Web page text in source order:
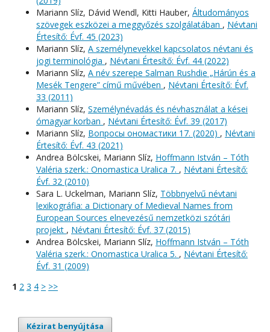
Mariann Slíz, Dávid Wendl, Kitti Hauber, Áltudományos
szövegek eszközei a meggyőzés szolgálatában , Névtani
Értesítő: Évf. 45 (2023)
Mariann Slíz, A személynevekkel kapcsolatos névtani és
jogi terminológia , Névtani Értesítő: Évf. 44 (2022)
Mariann Slíz, A név szerepe Salman Rushdie „Hárún és a
Mesék Tengere” című művében , Névtani Értesítő: Évf.
33 (2011)
Mariann Slíz, Személynévadás és névhasználat a kései
ómagyar korban , Névtani Értesítő: Évf. 39 (2017)
Mariann Slíz, Вопросы oномастики 17. (2020) , Névtani
Értesítő: Évf. 43 (2021)
Andrea Bölcskei, Mariann Slíz, Hoffmann István – Tóth
Valéria szerk.: Onomastica Uralica 7. , Névtani Értesítő:
Évf. 32 (2010)
Sara L. Uckelman, Mariann Slíz, Többnyelvű névtani
lexikográfia: a Dictionary of Medieval Names from
European Sources elnevezésű nemzetközi szótári
projekt , Névtani Értesítő: Évf. 37 (2015)
Andrea Bölcskei, Mariann Slíz, Hoffmann István – Tóth
Valéria szerk.: Onomastica Uralica 5. , Névtani Értesítő:
Évf. 31 (2009)
1 2 3 4 > >>
Kézirat benyújtása